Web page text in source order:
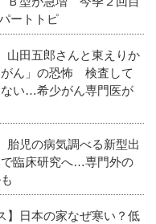
ートトピ
山田五郎さんと東えりか
がん」の恐怖 検査して
い…希少がん専門医が
胎児の病気調べる新型出
臨床研究へ…専門外の
】日本の家なぜ寒い？低